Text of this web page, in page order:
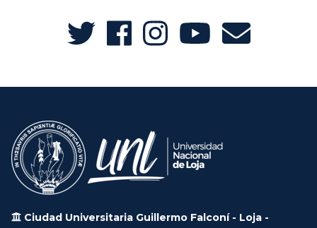
Ciudad Universitaria Guillermo Falconí - Loja -